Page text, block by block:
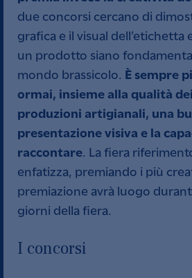
due concorsi cercano di
grafica e il visual dell’etichetta
un prodotto siano
mondo brassicolo. È sempre
ormai, insieme alla qualità
produzioni artigianali, una
presentazione visiva e la
raccontare. La fiera
enfatizza, premiando i più
premiazione avrà luogo
giorni della fiera.
I concorsi